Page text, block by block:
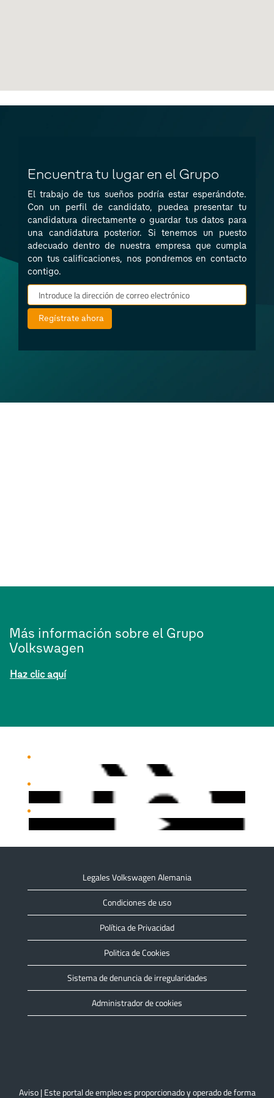
Encuentra tu lugar en el Grupo
El trabajo de tus sueños podría estar esperándote.
Con un perfil de candidato, puedea presentar tu
candidatura directamente o guardar tus datos para
una candidatura posterior. Si tenemos un puesto
adecuado dentro de nuestra empresa que cumpla
con tus calificaciones, nos pondremos en contacto
contigo.
Más información sobre el Grupo
Volkswagen
Haz clic aquí
Legales Volkswagen Alemania
Condiciones de uso
Política de Privacidad
Politica de Cookies
Sistema de denuncia de irregularidades
Administrador de cookies
Aviso | Este portal de empleo es proporcionado y operado de forma